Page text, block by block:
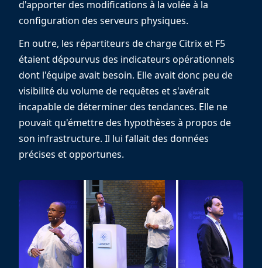
d'apporter des modifications à la volée à la
configuration des serveurs physiques.
En outre, les répartiteurs de charge Citrix et F5
étaient dépourvus des indicateurs opérationnels
dont l'équipe avait besoin. Elle avait donc peu de
visibilité du volume de requêtes et s'avérait
incapable de déterminer des tendances. Elle ne
pouvait qu'émettre des hypothèses à propos de
son infrastructure. Il lui fallait des données
précises et opportunes.